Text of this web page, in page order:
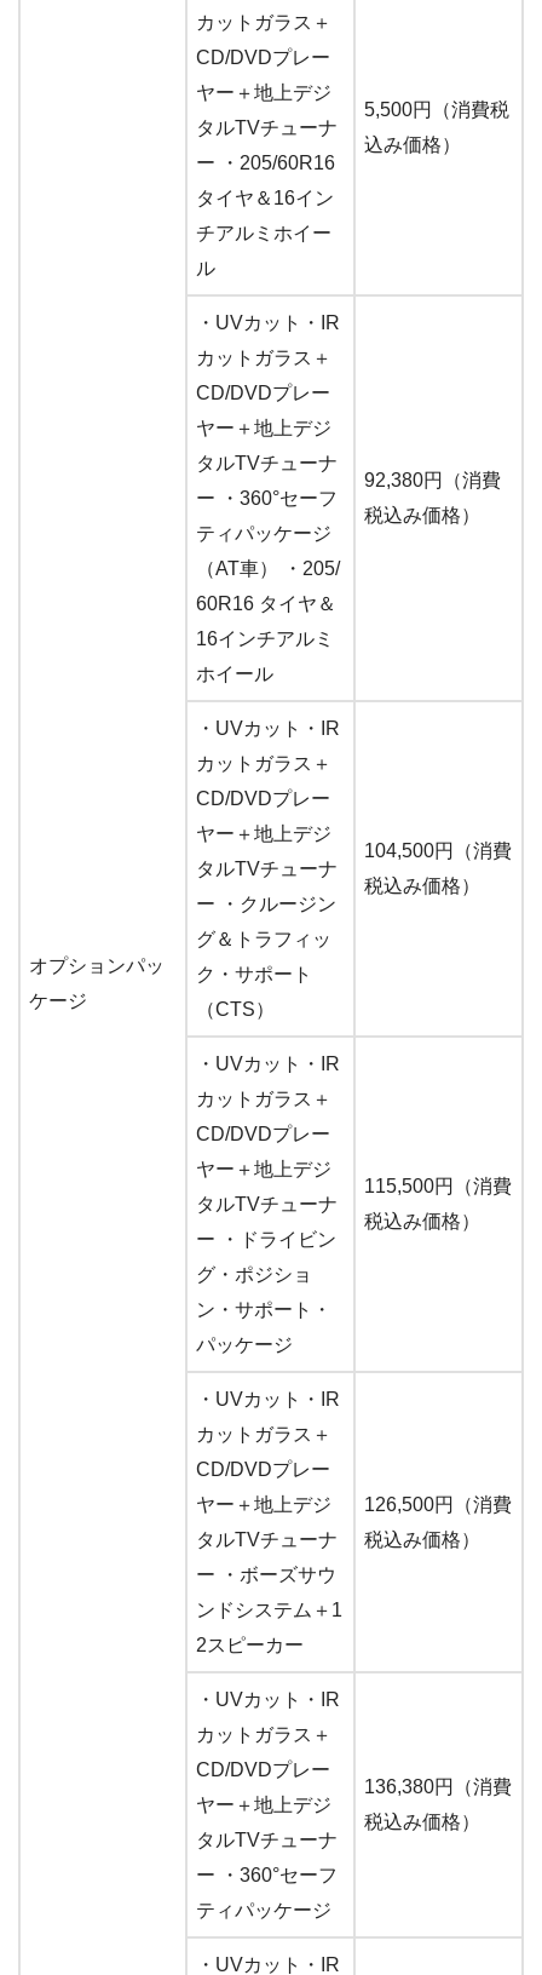
オプションパッ
ケージ
カットガラス＋
CD/DVDプレー
ヤー＋地上デジ
タルTVチューナ
ー ・205/60R16
タイヤ＆16イン
チアルミホイー
ル
5,500円（消費税
込み価格）
・UVカット・IR
カットガラス＋
CD/DVDプレー
ヤー＋地上デジ
タルTVチューナ
ー ・360°セーフ
ティパッケージ
（AT車） ・205/
60R16 タイヤ＆
16インチアルミ
ホイール
92,380円（消費
税込み価格）
・UVカット・IR
カットガラス＋
CD/DVDプレー
ヤー＋地上デジ
タルTVチューナ
ー ・クルージン
グ＆トラフィッ
ク・サポート
（CTS）
104,500円（消費
税込み価格）
・UVカット・IR
カットガラス＋
CD/DVDプレー
ヤー＋地上デジ
タルTVチューナ
ー ・ドライビン
グ・ポジショ
ン・サポート・
パッケージ
115,500円（消費
税込み価格）
・UVカット・IR
カットガラス＋
CD/DVDプレー
ヤー＋地上デジ
タルTVチューナ
ー ・ボーズサウ
ンドシステム＋1
2スピーカー
126,500円（消費
税込み価格）
・UVカット・IR
カットガラス＋
CD/DVDプレー
ヤー＋地上デジ
タルTVチューナ
ー ・360°セーフ
ティパッケージ
136,380円（消費
税込み価格）
・UVカット・IR